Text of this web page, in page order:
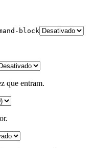
block
que entram.